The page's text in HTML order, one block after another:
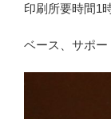
印刷所要時間1
ベース、サポー